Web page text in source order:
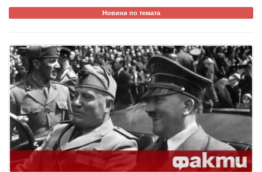
Новини по темата